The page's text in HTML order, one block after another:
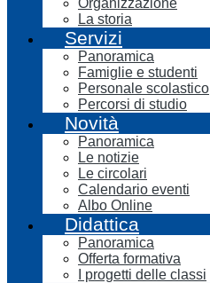
Organizzazione
La storia
Servizi
Panoramica
Famiglie e studenti
Personale scolastico
Percorsi di studio
Novità
Panoramica
Le notizie
Le circolari
Calendario eventi
Albo Online
Didattica
Panoramica
Offerta formativa
I progetti delle classi